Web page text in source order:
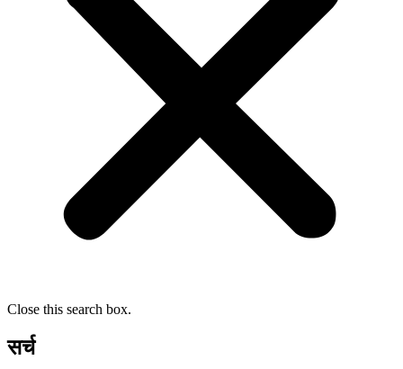
Close this search box.
सर्च